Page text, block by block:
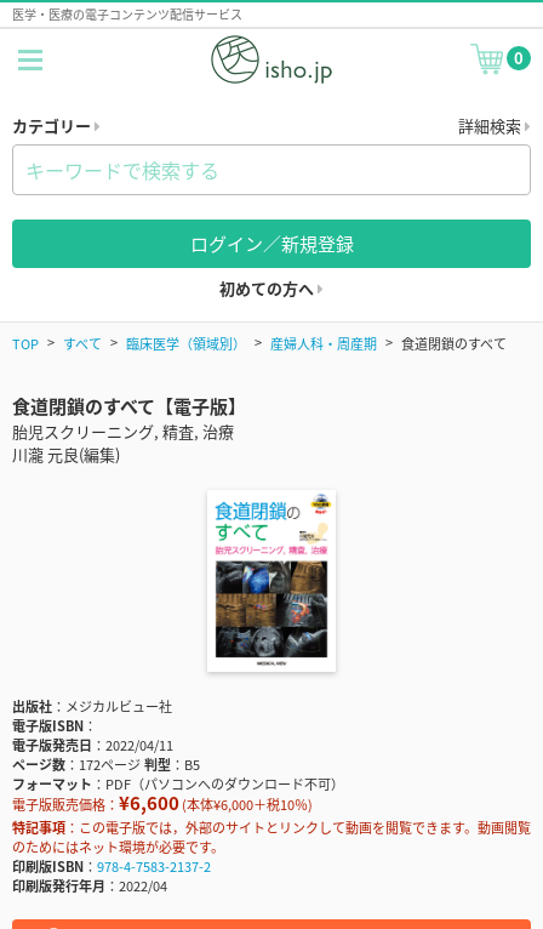
医学・医療の電子コンテンツ配信サービス
0
カテゴリー 詳細検索
ログイン／新規登録
初めての方へ
TOP すべて 臨床医学（領域別） 産婦人科・周産期 食道閉鎖のすべて
食道閉鎖のすべて【電子版】
胎児スクリーニング, 精査, 治療
川瀧 元良(編集)
出版社
メジカルビュー社
電子版ISBN
電子版発売日
2022/04/11
ページ数
172ページ判型
B5
フォーマット
PDF（パソコンへのダウンロード不可）
電子版販売価格： ¥6,600(本体¥6,000＋税10％)
特記事項
この電子版では，外部のサイトとリンクして動画を閲覧できます。動画閲覧
のためにはネット環境が必要です。
印刷版ISBN
978-4-7583-2137-2
印刷版発行年月
2022/04